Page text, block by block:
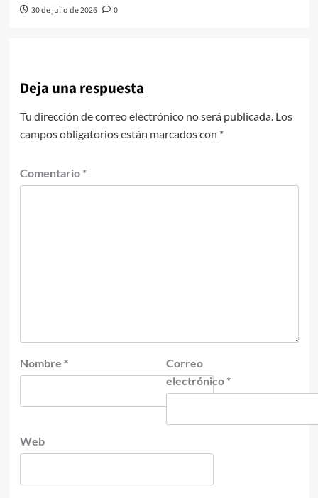
30 de julio de 2026 0
Deja una respuesta
Tu dirección de correo electrónico no será publicada. Los
campos obligatorios están marcados con *
Comentario *
Nombre *
Correo
electrónico *
Web